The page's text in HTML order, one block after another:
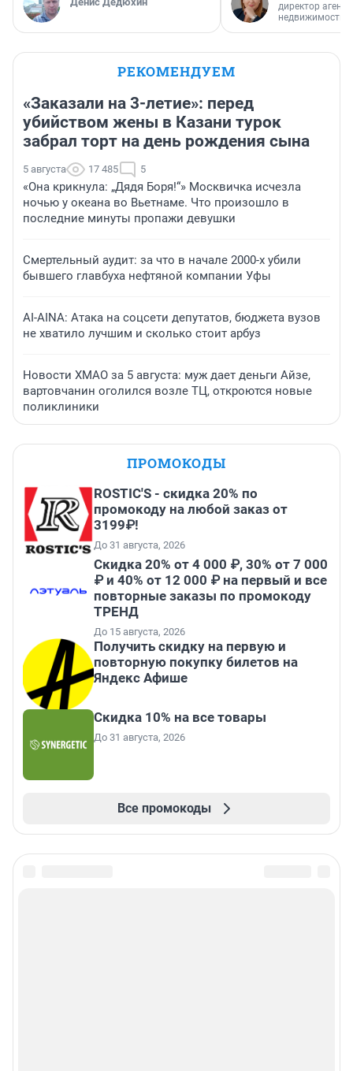
директор
недвижимости
РЕКОМЕНДУЕМ
«Заказали на 3-летие»: перед
убийством жены в Казани турок
забрал торт на день рождения сына
5 августа 17 485 5
«Она крикнула: „Дядя Боря!“» Москвичка исчезла
ночью у океана во Вьетнаме. Что произошло в
последние минуты пропажи девушки
Смертельный аудит: за что в начале 2000-х убили
бывшего главбуха нефтяной компании Уфы
AI-AINA: Атака на соцсети депутатов, бюджета вузов
не хватило лучшим и сколько стоит арбуз
Новости ХМАО за 5 августа: муж дает деньги Айзе,
вартовчанин оголился возле ТЦ, откроются новые
поликлиники
ПРОМОКОДЫ
ROSTIC'S - скидка 20% по
промокоду на любой заказ от
3199₽!
До 31 августа, 2026
Скидка 20% от 4 000 ₽, 30% от 7 000
₽ и 40% от 12 000 ₽ на первый и все
повторные заказы по промокоду
ТРЕНД
До 15 августа, 2026
Получить скидку на первую и
повторную покупку билетов на
Яндекс Афише
Скидка 10% на все товары
До 31 августа, 2026
Все промокоды